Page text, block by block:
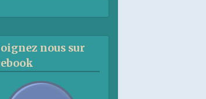
nous sur